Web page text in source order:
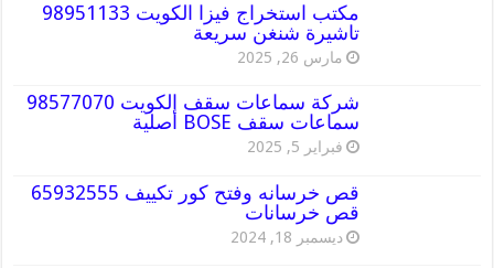
مكتب استخراج فيزا الكويت 98951133
تاشيرة شنغن سريعة
مارس 26, 2025
شركة سماعات سقف الكويت 98577070
سماعات سقف BOSE أصلية
فبراير 5, 2025
قص خرسانه وفتح كور تكييف 65932555
قص خرسانات
ديسمبر 18, 2024